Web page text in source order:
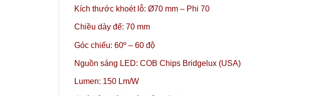
Kích thước khoét lỗ: Ø70 mm – Phi 70
Chiều dày đế: 70 mm
Góc chiếu: 60º – 60 độ
Nguồn sáng LED: COB Chips Bridgelux (USA)
Lumen: 150 Lm/W